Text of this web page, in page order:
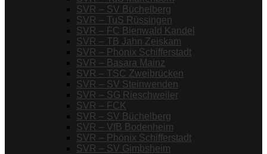
SVR – SV Büchelberg
SVR – TuS Rüssingen
SVR – FC Bienwald Kandel
SVR – TB Jahn Zeiskam
SVR – Phönix Schifferstadt
SVR – Basara Mainz
SVR – TSC Zweibrücken
SVR – SV Steinwenden
SVR – SG Rieschweiler
SVR – FCK
SVR – SV Büchelberg
SVR – VfB Bodenheim
SVR – Phönix Schifferstadt
SVR – SV Gimbsheim